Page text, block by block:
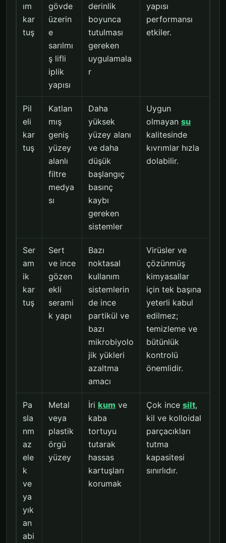
ım
kar
tuş
gövde
üzerin
e
sarılmı
ş lifli
iplik
yapısı
derinlik
boyunca
tutulması
gereken
uygulamala
r
yapısı
performansı
etkiler.
Pil
eli
kar
tuş
Katlan
mış
geniş
yüzey
alanlı
filtre
medya
sı
Daha
yüksek
yüzey alanı
ve daha
düşük
başlangıç
basınç
kaybı
gereken
sistemler
Uygun
olmayan su
kalitesinde
kıvrımlar hızla
dolabilir.
Ser
am
ik
kar
tuş
Sert
ve ince
gözen
ekli
serami
k yapı
Bazı
noktasal
kullanım
sistemlerin
de ince
partikül ve
bazı
mikrobiyolo
jik yükleri
azaltma
amacı
Virüsler ve
çözünmüş
kimyasallar
için tek başına
yeterli kabul
edilmez;
temizleme ve
bütünlük
kontrolü
önemlidir.
Pa
sla
nm
az
ele
k
ve
ya
yık
an
abi
Metal
veya
plastik
örgü
yüzey
İri kum ve
kaba
tortuyu
tutarak
hassas
kartuşları
korumak
Çok ince silt,
kil ve kolloidal
parçacıkları
tutma
kapasitesi
sınırlıdır.